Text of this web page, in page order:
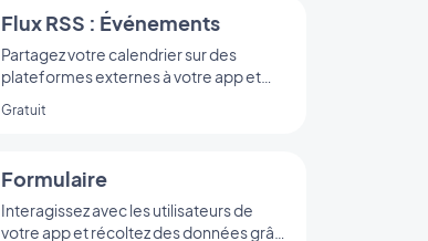
Flux RSS : Événements
Partagez votre calendrier sur des
plateformes externes à votre app et
Gratuit
Formulaire
Interagissez avec les utilisateurs de
votre app et récoltez des données grâce